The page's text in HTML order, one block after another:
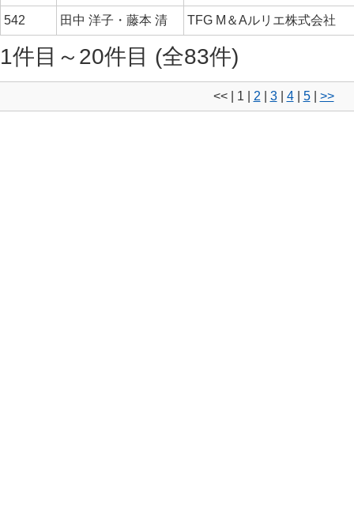
542 田中 洋子・藤本 清 TFG M＆Aルリエ株式会社
1件目～20件目 (全83件)
<< 1 2 3| 4| 5| >>